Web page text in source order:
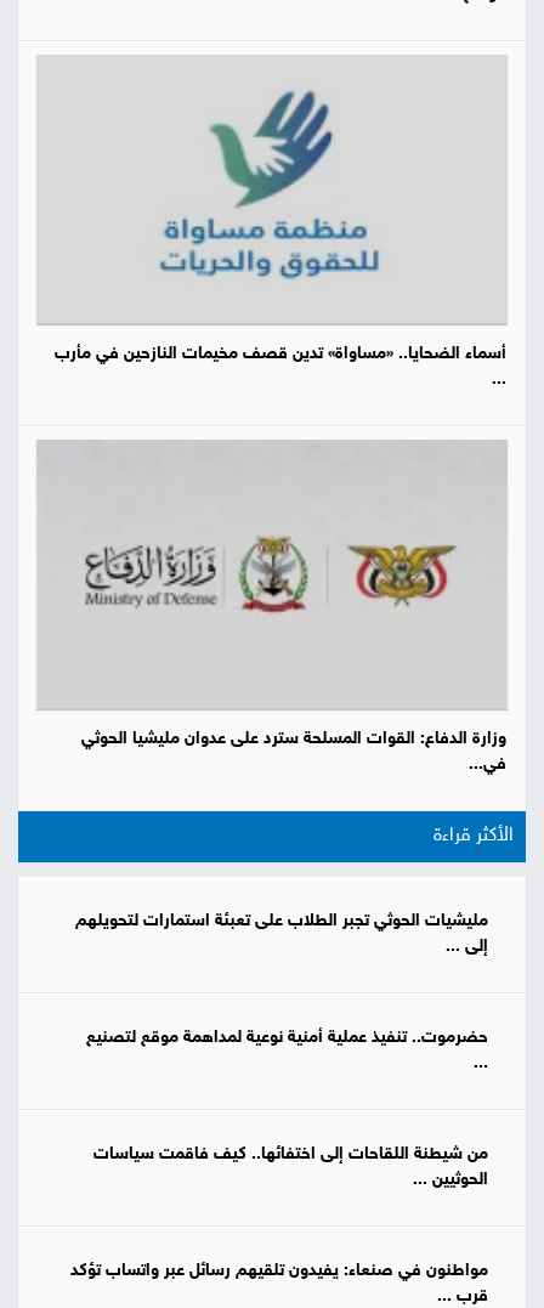
أسماء الضحايا.. «مساواة» تدين قصف مخيمات النازحين في مأرب
...
وزارة الدفاع: القوات المسلحة سترد على عدوان مليشيا الحوثي
في...
الأكثر قراءة
مليشيات الحوثي تجبر الطلاب على تعبئة استمارات لتحويلهم
إلى ...
حضرموت.. تنفيذ عملية أمنية نوعية لمداهمة موقع لتصنيع
...
من شيطنة اللقاحات إلى اختفائها.. كيف فاقمت سياسات
الحوثيين ...
مواطنون في صنعاء: يفيدون تلقيهم رسائل عبر واتساب تؤكد
قرب ...